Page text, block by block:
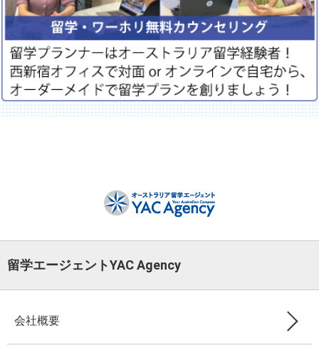
留学エージェントYAC Agency
会社概要